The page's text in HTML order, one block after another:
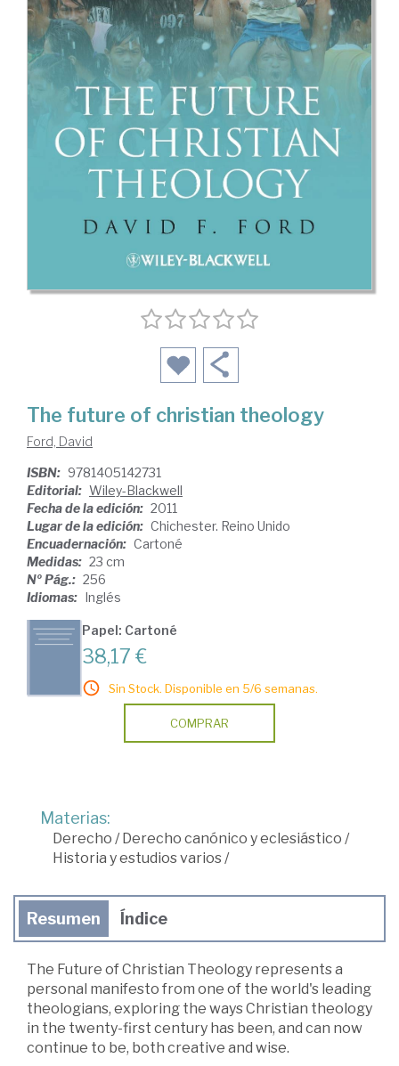
The future of christian theology
Ford, David
ISBN: 9781405142731
Editorial: Wiley-Blackwell
Fecha de la edición: 2011
Lugar de la edición: Chichester. Reino Unido
Encuadernación: Cartoné
Medidas: 23 cm
Nº Pág.: 256
Idiomas: Inglés
Papel: Cartoné
38,17 €
Sin Stock. Disponible en 5/6 semanas.
COMPRAR
Materias:
Derecho /Derecho canónico y eclesiástico /
Historia y estudios varios /
Resumen Índice
The Future of Christian Theology represents a
personal manifesto from one of the world's leading
theologians, exploring the ways Christian theology
in the twenty-first century has been, and can now
continue to be, both creative and wise.